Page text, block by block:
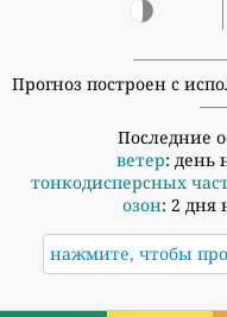
Прогноз построен с
Последние
ветер: день
тонкодисперсных
озон: 2 дня
нажмите, чтобы